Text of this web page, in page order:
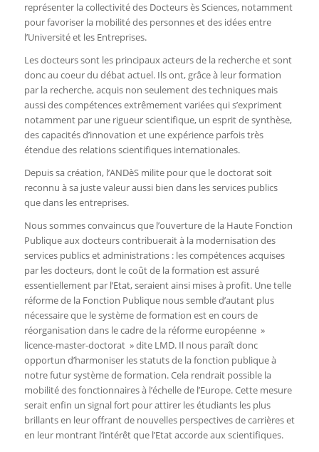
représenter la collectivité des Docteurs ès Sciences, notamment
pour favoriser la mobilité des personnes et des idées entre
l’Université et les Entreprises.
Les docteurs sont les principaux acteurs de la recherche et sont
donc au coeur du débat actuel. Ils ont, grâce à leur formation
par la recherche, acquis non seulement des techniques mais
aussi des compétences extrêmement variées qui s’expriment
notamment par une rigueur scientifique, un esprit de synthèse,
des capacités d’innovation et une expérience parfois très
étendue des relations scientifiques internationales.
Depuis sa création, l’ANDèS milite pour que le doctorat soit
reconnu à sa juste valeur aussi bien dans les services publics
que dans les entreprises.
Nous sommes convaincus que l’ouverture de la Haute Fonction
Publique aux docteurs contribuerait à la modernisation des
services publics et administrations : les compétences acquises
par les docteurs, dont le coût de la formation est assuré
essentiellement par l’Etat, seraient ainsi mises à profit. Une telle
réforme de la Fonction Publique nous semble d’autant plus
nécessaire que le système de formation est en cours de
réorganisation dans le cadre de la réforme européenne »
licence-master-doctorat » dite LMD. Il nous paraît donc
opportun d’harmoniser les statuts de la fonction publique à
notre futur système de formation. Cela rendrait possible la
mobilité des fonctionnaires à l’échelle de l’Europe. Cette mesure
serait enfin un signal fort pour attirer les étudiants les plus
brillants en leur offrant de nouvelles perspectives de carrières et
en leur montrant l’intérêt que l’Etat accorde aux scientifiques.